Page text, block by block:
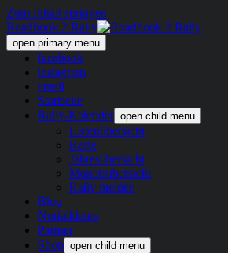
Zum Inhalt springen
Roadbook 2 Rally
open primary menu
facebook
instagram
email
Startseite
Rally-Kalender open child menu
Listenübersicht
Karte
Jahresübersicht
Monatsübersicht
Rally melden
Blog
Notfalldaten
Partner
Shop open child menu